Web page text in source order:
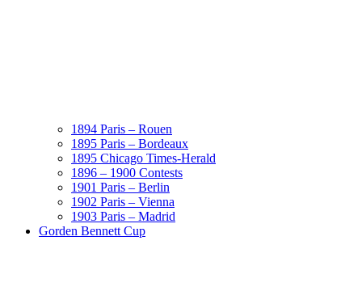
1894 Paris – Rouen
1895 Paris – Bordeaux
1895 Chicago Times-Herald
1896 – 1900 Contests
1901 Paris – Berlin
1902 Paris – Vienna
1903 Paris – Madrid
Gorden Bennett Cup